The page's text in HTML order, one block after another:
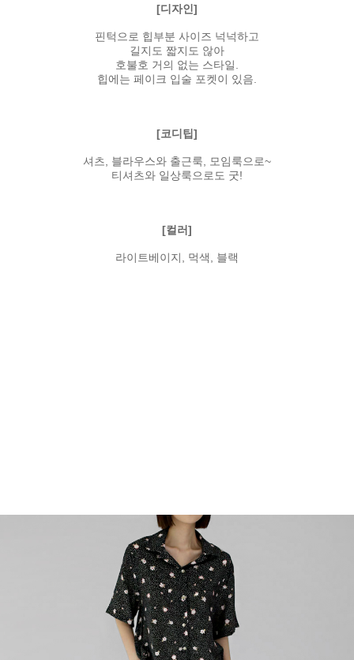
[디자인]
핀턱으로 힙부분 사이즈 넉넉하고
길지도 짧지도 않아
호불호 거의 없는 스타일.
힙에는 페이크 입술 포켓이 있음.
[코디팁]
셔츠, 블라우스와 출근룩, 모임룩으로~
티셔츠와 일상룩으로도 굿!
[컬러]
라이트베이지, 먹색, 블랙